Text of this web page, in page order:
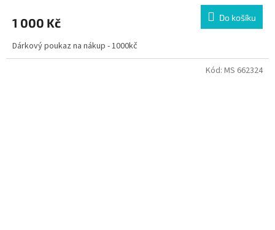
1 000 Kč Do košíku
Dárkový poukaz na nákup - 1000kč
Kód: MS 662324